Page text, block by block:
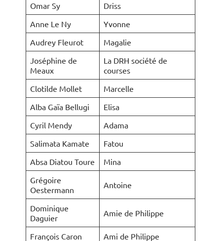
Omar Sy
Driss
Anne Le Ny
Yvonne
Audrey Fleurot
Magalie
Joséphine de
Meaux
La DRH société de
courses
Clotilde Mollet
Marcelle
Alba Gaïa Bellugi
Elisa
Cyril Mendy
Adama
Salimata Kamate
Fatou
Absa Diatou Toure
Mina
Grégoire
Oestermann
Antoine
Dominique
Daguier
Amie de Philippe
François Caron
Ami de Philippe